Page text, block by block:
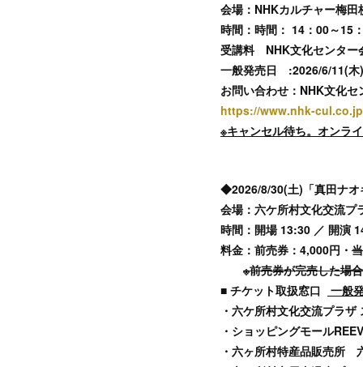
会場：NHKカルチャー梅
時間：時間： 14：00～15
受講料 NHK文化センター
一般発売日 :2026/6/11(木
お問い合わせ：NHK文化
https://www.nhk-
※キャンセル待ち。オンラ
◆2026/8/30(土)「真田ナ
会場：六ケ所村文化交流プ
時間：開場 13:30 ／ 開演
料金：前売券：4,000円・
※前売券が完売した場
■ チケット取扱窓口
一般
・六ケ所村文化交流プラザ
・ショッピングモール
・六ヶ所村特産品販売所